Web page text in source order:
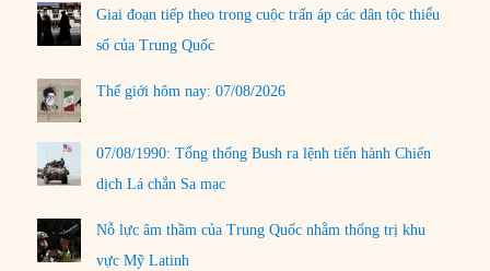
Giai đoạn tiếp theo trong cuộc trấn áp các dân tộc thiểu
số của Trung Quốc
Thế giới hôm nay: 07/08/2026
07/08/1990: Tổng thống Bush ra lệnh tiến hành Chiến
dịch Lá chắn Sa mạc
Nỗ lực âm thầm của Trung Quốc nhằm thống trị khu
vực Mỹ Latinh